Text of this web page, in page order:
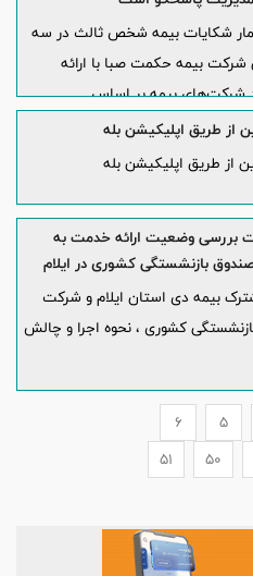
شکایات بیمه شخص ثالث در سه
کارشناسان شرکت بیمه حکمت صبا با ارائه
شرکت‌های بیمه بر اساس
تأکید کردند.
از طریق اپلیکیشن بله
از طریق اپلیکیشن بله
بررسی وضعیت ارائه خدمت به
بازنشستگی کشوری در ایلام
بیمه دی استان ایلام و شرکت
کشوری ، نحوه اجرا و چالش
5
6
50
51